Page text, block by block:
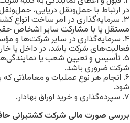
در ارتباط با حمل‌ونقل دریایی،
۳. سرمایه‌گذاری در امر ساخت انواع
مستقل یا با مشارکت سایر اشخاص
۴. سرمایه‌گذاری در سایر شرکت‌ها و
فعالیت‌های شرکت باشد، در داخل یا
۵. تأسیس و تعیین شعب یا
شرکت ضروری باشد.
۶. انجام هر نوع عملیات و معاملاتی
شود.
۷. سپرده‌گذاری و خرید اوراق بهادار.
بررسی صورت مالی شرکت کشتیرانی